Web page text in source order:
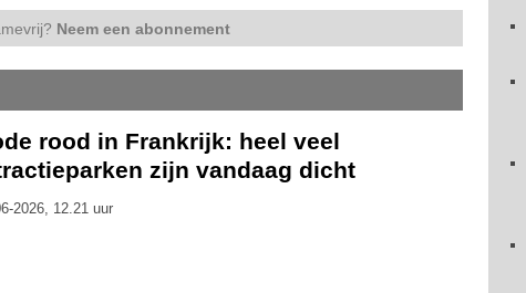
Neem een abonnement
rood in Frankrijk: heel veel
zijn vandaag dicht
2026, 12.21 uur